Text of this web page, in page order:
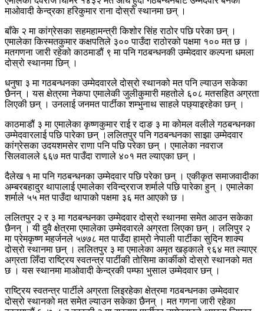
माओवादी केन्द्रका हरिकुमार राना दोस्रो स्थानमा छन् ।
बाँके २ मा कांग्रेसका सहमहामन्त्री किशोर सिंह राठोर पछि परेका छन् ।
एमालेका किस्मतकुमार कक्षपतिले ३०० पाउँदा राठोरको पक्षमा १०० मत छ ।
मतगणना जारी रहेको काठमाडौं ९ मा पनि गठबन्धनकी उम्मेदवार कल्पना धमला
दोस्रो स्थानमा छिन् ।
धनुषा ३ मा गठबन्धनका उम्मेदवारले दोस्रो स्थानको मत पनि ल्याउन सकेका
छैनन् । यस क्षेत्रमा नेकपा एमालेकी जुलीकुमारी महतोले ६०८ मतसहित अग्रता
लिएकी छन् । उनलाई जनमत पार्टीका शम्भुनाथ साहले पछ्याइरहेका छन् ।
काठमाडौं ३ मा एमालेका कृष्णकुमार राई र दाङ ३ मा कोमल वलीले गठबन्धनका
उम्मेदवारलाई पछि पारेका छन् ।ललितपुर पनि गठबन्धनका साझा उम्मेदवार
कांग्रेसका उदयशमसेर राणा पनि पछि परेका छन् । एमालेका नवराज
सिलवालले ६६७ मत पाउँदा राणाले ४०१ मत ल्याएका छन् ।
दैलेख १ मा पनि गठबन्धनका उम्मेदवार पछि परेका छन् । एकीकृत समाजवादीका
अम्बरबहादुर थापालाई एमालेका रविन्द्रराज शर्माले पछि पारेका हुन् । एमालेका
शर्माले ५५ मत पाउँदा थापाको पक्षमा ३६ मत आएको छ ।
ललितपुर २ र ३ मा गठबन्धनका उम्मेदवार दोस्रो स्थानमा समेत आउन सकेका
छैनन् । यी दुवै क्षेत्रमा एमालेका उम्मेदवारले अग्रता लिएका छन् । ललिपुर २
मा प्रेमकृष्ण महर्जनले ५७७८ मत पाउँदा हाम्रो नेपाली पार्टीका सुदिन शाक्य
दोस्रो स्थानमा छन् । ललितपुर ३ मा एमालेका अमृत खड्काले ९६४ मत ल्याएर
अग्रता लिँदा राष्ट्रिय स्वतन्त्र पार्टीकी तोसिमा कार्कीको दोस्रो स्थानको मत
छ । यस स्थानमा माओवादी केन्द्रकी पम्फा भुसाल उम्मेदवार छन् ।
राष्ट्रिय स्वतन्त्र पार्टीले अग्रता लिइरहेका क्षेत्रमा गठबन्धनका उम्मेदवार
दोस्रो स्थानको मत समेत ल्याउन सकेका छैनन् । मत गणना जारी रहेका